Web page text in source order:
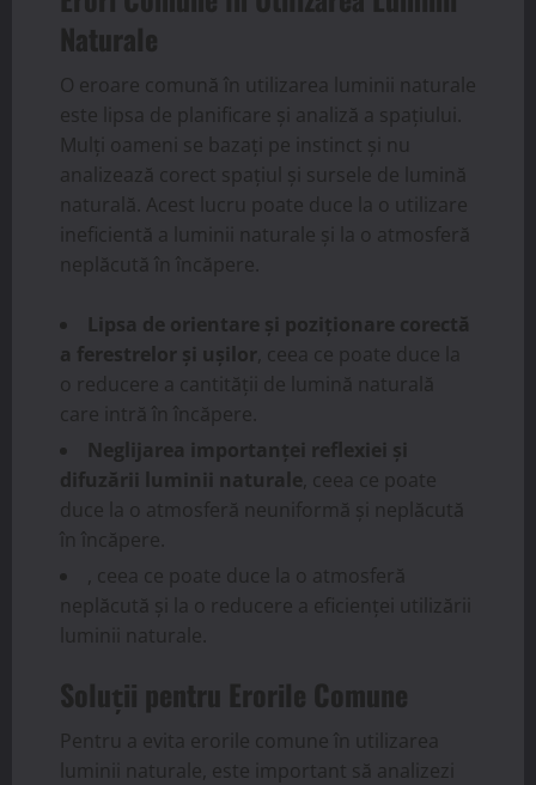
Naturale
O eroare comună în utilizarea luminii naturale
este lipsa de planificare și analiză a spațiului.
Mulți oameni se bazați pe instinct și nu
analizează corect spațiul și sursele de lumină
naturală. Acest lucru poate duce la o utilizare
ineficientă a luminii naturale și la o atmosferă
neplăcută în încăpere.
Lipsa de orientare și poziționare corectă
a ferestrelor și ușilor , ceea ce poate duce la
o reducere a cantității de lumină naturală
care intră în încăpere.
Neglijarea importanței reflexiei și
difuzării luminii naturale , ceea ce poate
duce la o atmosferă neuniformă și neplăcută
în încăpere.
, ceea ce poate duce la o atmosferă
neplăcută și la o reducere a eficienței utilizării
luminii naturale.
Soluții pentru Erorile Comune
Pentru a evita erorile comune în utilizarea
luminii naturale, este important să analizezi